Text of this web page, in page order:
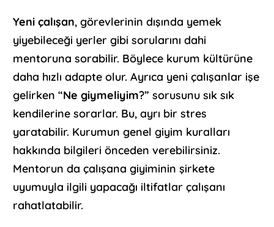
Yeni çalışan, görevlerinin dışında yemek
yiyebileceği yerler gibi sorularını dahi
mentoruna sorabilir. Böylece kurum kültürüne
daha hızlı adapte olur. Ayrıca yeni çalışanlar işe
gelirken “Ne giymeliyim?” sorusunu sık sık
kendilerine sorarlar. Bu, ayrı bir stres
yaratabilir. Kurumun genel giyim kuralları
hakkında bilgileri önceden verebilirsiniz.
Mentorun da çalışana giyiminin şirkete
uyumuyla ilgili yapacağı iltifatlar çalışanı
rahatlatabilir.